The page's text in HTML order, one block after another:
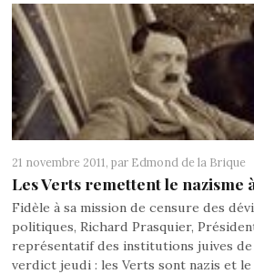
21 novembre 2011, par Edmond de la Brique
Les Verts remettent le nazisme
Fidèle à sa mission de censure des
politiques, Richard Prasquier,
représentatif des institutions juives de
verdict jeudi : les Verts sont nazis et